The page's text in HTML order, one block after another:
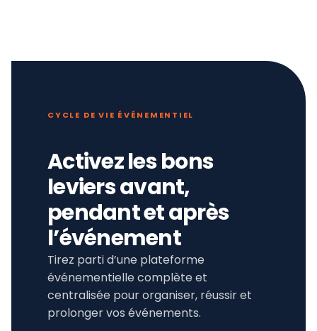
CYCLE DE VIE ÉVÉNEMENTIEL
Activez les bons
leviers avant,
pendant et après
l’événement
Tirez parti d’une plateforme
événementielle complète et
centralisée pour organiser, réussir et
prolonger vos événements.